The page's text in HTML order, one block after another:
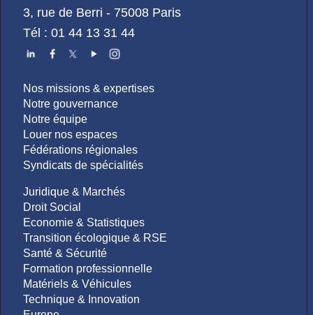
3, rue de Berri - 75008 Paris
Tél : 01 44 13 31 44
Nos missions & expertises
Notre gouvernance
Notre équipe
Louer nos espaces
Fédérations régionales
Syndicats de spécialités
Juridique & Marchés
Droit Social
Economie & Statistiques
Transition écologique & RSE
Santé & Sécurité
Formation professionnelle
Matériels & Véhicules
Technique & Innovation